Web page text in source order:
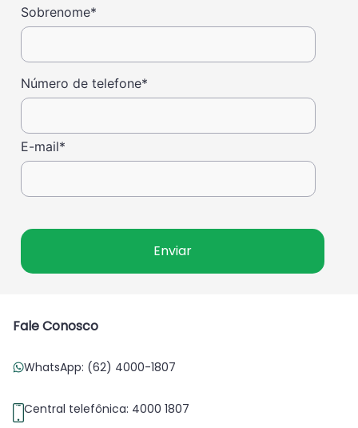
Sobrenome*
Número de telefone*
E-mail*
Fale Conosco
WhatsApp: (62) 4000-1807
Central telefônica: 4000 1807